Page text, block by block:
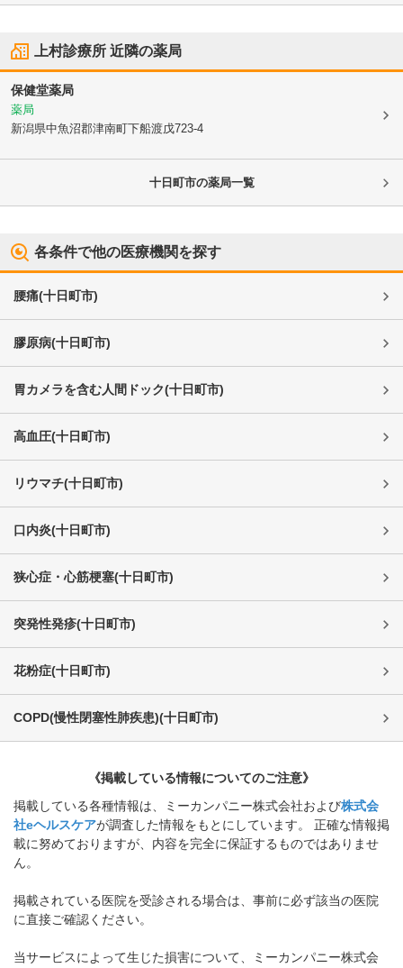
上村診療所 近隣の薬局
保健堂薬局
薬局
新潟県中魚沼郡津南町下船渡戊723-4
十日町市の薬局一覧
各条件で他の医療機関を探す
腰痛(十日町市)
膠原病(十日町市)
胃カメラを含む人間ドック(十日町市)
高血圧(十日町市)
リウマチ(十日町市)
口内炎(十日町市)
狭心症・心筋梗塞(十日町市)
突発性発疹(十日町市)
花粉症(十日町市)
COPD(慢性閉塞性肺疾患)(十日町市)
《掲載している情報についてのご注意》
掲載している各種情報は、ミーカンパニー株式会社および株式会
社eヘルスケアが調査した情報をもとにしています。 正確な情報掲
載に努めておりますが、内容を完全に保証するものではありませ
ん。
掲載されている医院を受診される場合は、事前に必ず該当の医院
に直接ご確認ください。
当サービスによって生じた損害について、ミーカンパニー株式会